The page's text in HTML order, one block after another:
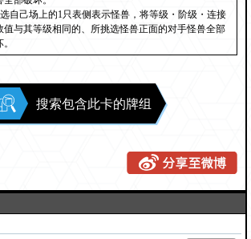
自己场上的1只表侧表示怪兽，将等级・阶级・连接
值与其等级相同的、所挑选怪兽正面的对手怪兽全部
搜索包含此卡的牌组